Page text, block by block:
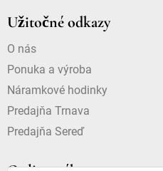
Užitočné odkazy
O nás
Ponuka a výroba
Náramkové hodinky
Predajňa Trnava
Predajňa Sereď